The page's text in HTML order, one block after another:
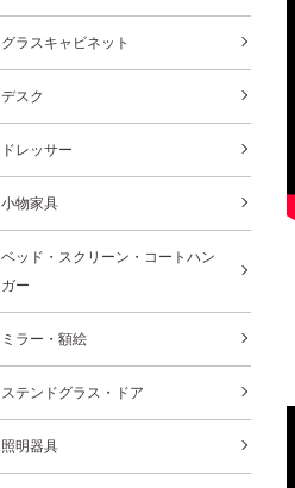
グラスキャビネット
デスク
ドレッサー
小物家具
ベッド・スクリーン・コートハン
ガー
ミラー・額絵
ステンドグラス・ドア
照明器具